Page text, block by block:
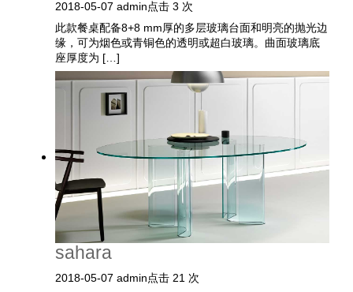
2018-05-07 admin点击 3 次
此款餐桌配备8+8 mm厚的多层玻璃台面和明亮的抛光边
缘，可为烟色或青铜色的透明或超白玻璃。曲面玻璃底
座厚度为 […]
sahara
2018-05-07 admin 点击 21 次